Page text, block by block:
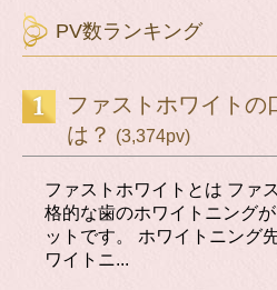
PV数ランキング
ファストホワイトの
は？ (3,374pv)
ファストホワイトとは ファ
格的な歯のホワイトニング
ットです。 ホワイトニング
ワイトニ...